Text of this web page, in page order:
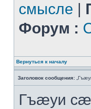
смысле |
Форум :
Вернуться к началу
Заголовок сообщения:
Гъæуи